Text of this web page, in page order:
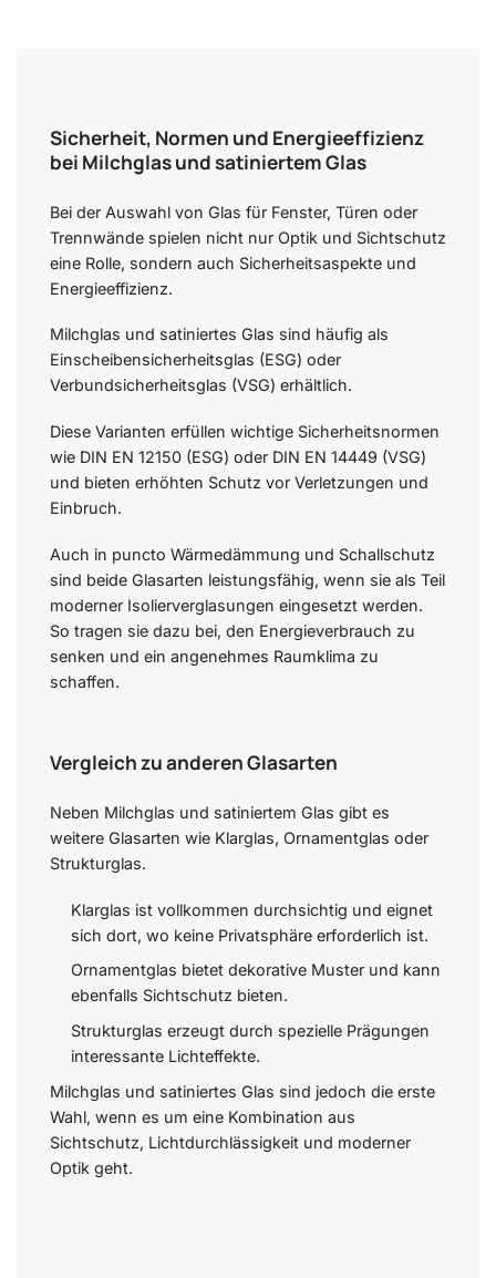
Sicherheit, Normen und Energieeffizienz
bei Milchglas und satiniertem Glas
Bei der Auswahl von Glas für Fenster, Türen oder
Trennwände spielen nicht nur Optik und Sichtschutz
eine Rolle, sondern auch Sicherheitsaspekte und
Energieeffizienz.
Milchglas und satiniertes Glas sind häufig als
Einscheibensicherheitsglas (ESG) oder
Verbundsicherheitsglas (VSG) erhältlich.
Diese Varianten erfüllen wichtige Sicherheitsnormen
wie DIN EN 12150 (ESG) oder DIN EN 14449 (VSG)
und bieten erhöhten Schutz vor Verletzungen und
Einbruch.
Auch in puncto Wärmedämmung und Schallschutz
sind beide Glasarten leistungsfähig, wenn sie als Teil
moderner Isolierverglasungen eingesetzt werden.
So tragen sie dazu bei, den Energieverbrauch zu
senken und ein angenehmes Raumklima zu
schaffen.
Vergleich zu anderen Glasarten
Neben Milchglas und satiniertem Glas gibt es
weitere Glasarten wie Klarglas, Ornamentglas oder
Strukturglas.
Klarglas ist vollkommen durchsichtig und eignet
sich dort, wo keine Privatsphäre erforderlich ist.
Ornamentglas bietet dekorative Muster und kann
ebenfalls Sichtschutz bieten.
Strukturglas erzeugt durch spezielle Prägungen
interessante Lichteffekte.
Milchglas und satiniertes Glas sind jedoch die erste
Wahl, wenn es um eine Kombination aus
Sichtschutz, Lichtdurchlässigkeit und moderner
Optik geht.